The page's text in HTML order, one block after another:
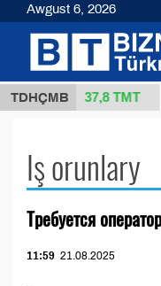
TDHÇMB
34/1 (kg.) 37,8 ТМТ
Iş orunlary
Требуется
11:59 21.08.2025
Awgust 6, 2026